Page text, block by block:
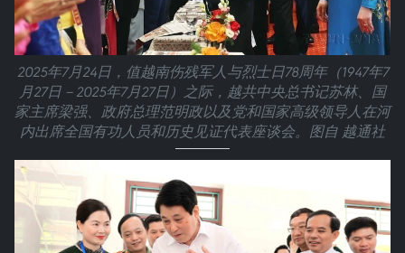
2025年7月24日，值越南伤残军人与烈士日78周年（1947年7
月27日－2025年7月27日）之际，越共中央总书记苏林、国
家主席梁强、政府总理范明政以及党和国家高级领导人在河
内出席全国有功人员和历史见证代表座谈会。图自 越通社